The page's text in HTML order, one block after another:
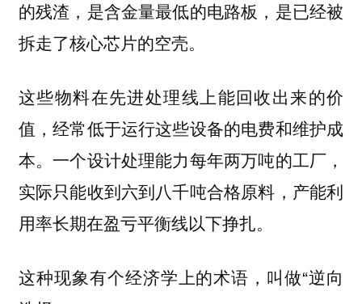
的残渣，是含金量最低的电路板，是已经被
拆走了核心芯片的空壳。
这些物料在先进处理线上能回收出来的价
值，经常低于运行这些设备的电费和维护成
本。一个设计处理能力每年两万吨的工厂，
实际只能收到六到八千吨合格原料，产能利
用率长期在盈亏平衡线以下挣扎。
这种现象有个经济学上的术语，叫做“逆向